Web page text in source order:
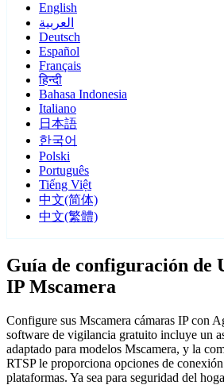
English
العربية
Deutsch
Español
Français
हिन्दी
Bahasa Indonesia
Italiano
日本語
한국어
Polski
Português
Tiếng Việt
中文(简体)
中文(繁體)
Guía de configuración de
IP Mscamera
Configure sus Mscamera cámaras IP con
software de vigilancia gratuito incluye un
adaptado para modelos Mscamera, y la
RTSP le proporciona opciones de
plataformas. Ya sea para seguridad del